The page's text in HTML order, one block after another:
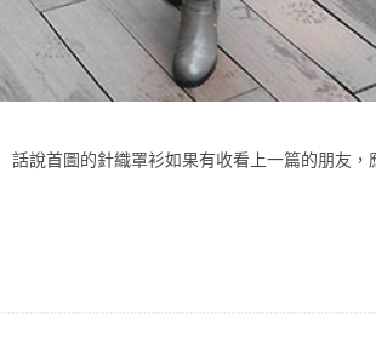
話說首圖的針織罩衫如果有收看上一篇的朋友